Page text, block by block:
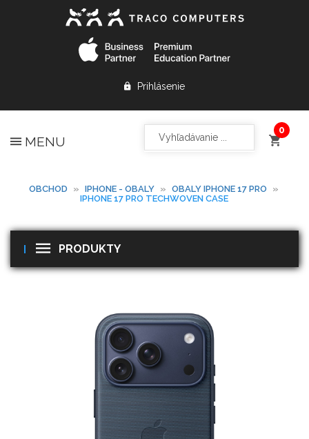
Prihlásenie
MENU
OBCHOD » IPHONE - OBALY » OBALY IPHONE 17 PRO »
IPHONE 17 PRO TECHWOVEN CASE
PRODUKTY